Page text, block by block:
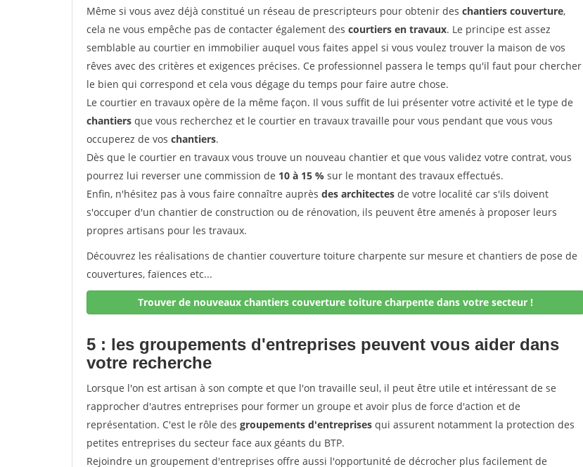
Même si vous avez déjà constitué un réseau de prescripteurs pour obtenir des chantiers couverture,
cela ne vous empêche pas de contacter également des courtiers en travaux. Le principe est assez
semblable au courtier en immobilier auquel vous faites appel si vous voulez trouver la maison de vos
rêves avec des critères et exigences précises. Ce professionnel passera le temps qu'il faut pour chercher
le bien qui correspond et cela vous dégage du temps pour faire autre chose.
Le courtier en travaux opère de la même façon. Il vous suffit de lui présenter votre activité et le type de
chantiers que vous recherchez et le courtier en travaux travaille pour vous pendant que vous vous
occuperez de vos chantiers.
Dès que le courtier en travaux vous trouve un nouveau chantier et que vous validez votre contrat, vous
pourrez lui reverser une commission de 10 à 15 % sur le montant des travaux effectués.
Enfin, n'hésitez pas à vous faire connaître auprès des architectes de votre localité car s'ils doivent
s'occuper d'un chantier de construction ou de rénovation, ils peuvent être amenés à proposer leurs
propres artisans pour les travaux.
Découvrez les réalisations de chantier couverture toiture charpente sur mesure et chantiers de pose de
couvertures, faïences etc...
Trouver de nouveaux chantiers couverture toiture charpente dans votre secteur !
5 : les groupements d'entreprises peuvent vous aider dans
votre recherche
Lorsque l'on est artisan à son compte et que l'on travaille seul, il peut être utile et intéressant de se
rapprocher d'autres entreprises pour former un groupe et avoir plus de force d'action et de
représentation. C'est le rôle des groupements d'entreprises qui assurent notamment la protection des
petites entreprises du secteur face aux géants du BTP.
Rejoindre un groupement d'entreprises offre aussi l'opportunité de décrocher plus facilement de